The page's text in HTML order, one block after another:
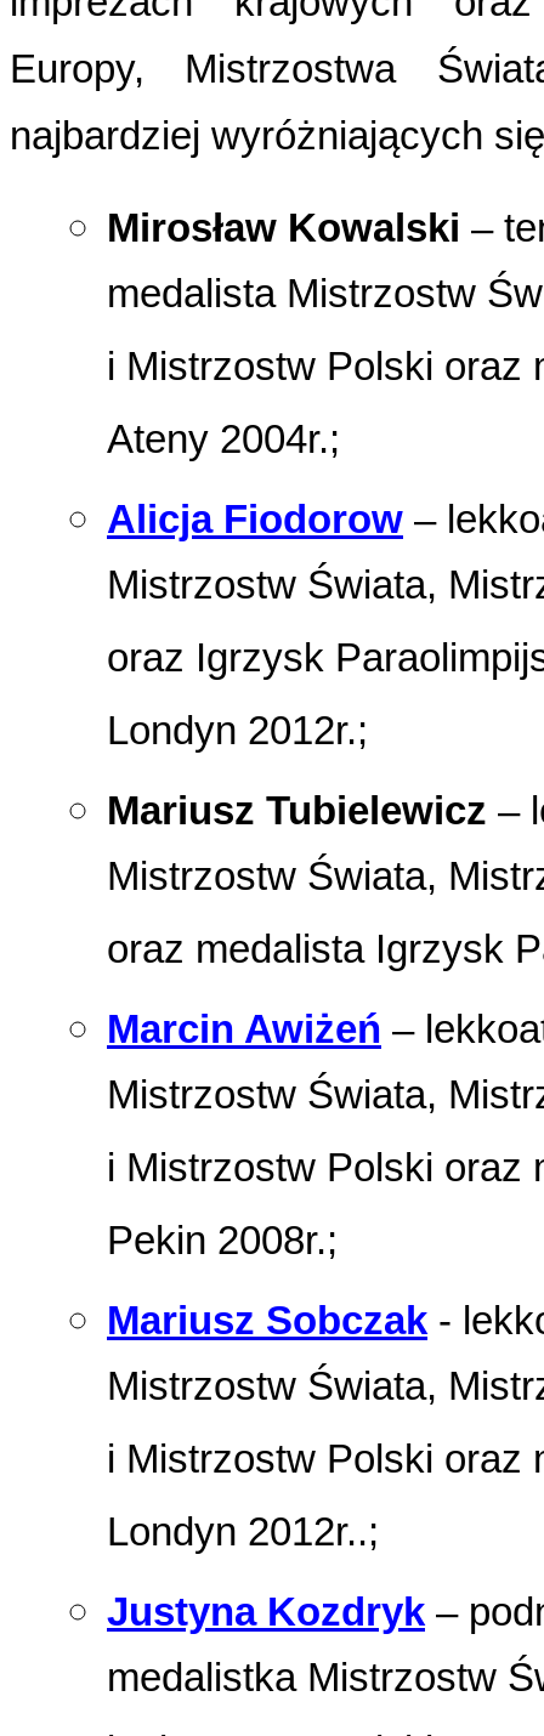
Europy, Mistrzostwa
najbardziej wyróżniających
Mirosław Kowalski –
medalista Mistrzostw
i Mistrzostw Polski oraz
Ateny 2004r.;
Alicja Fiodorow –
Mistrzostw Świata,
oraz Igrzysk
Londyn 2012r.;
Mariusz Tubielewicz –
Mistrzostw Świata,
oraz medalista Igrzysk
Marcin Awiżeń –
Mistrzostw Świata,
i Mistrzostw Polski oraz
Pekin 2008r.;
Mariusz Sobczak -
Mistrzostw Świata,
i Mistrzostw Polski oraz
Londyn 2012r..;
Justyna Kozdryk –
medalistka Mistrzostw